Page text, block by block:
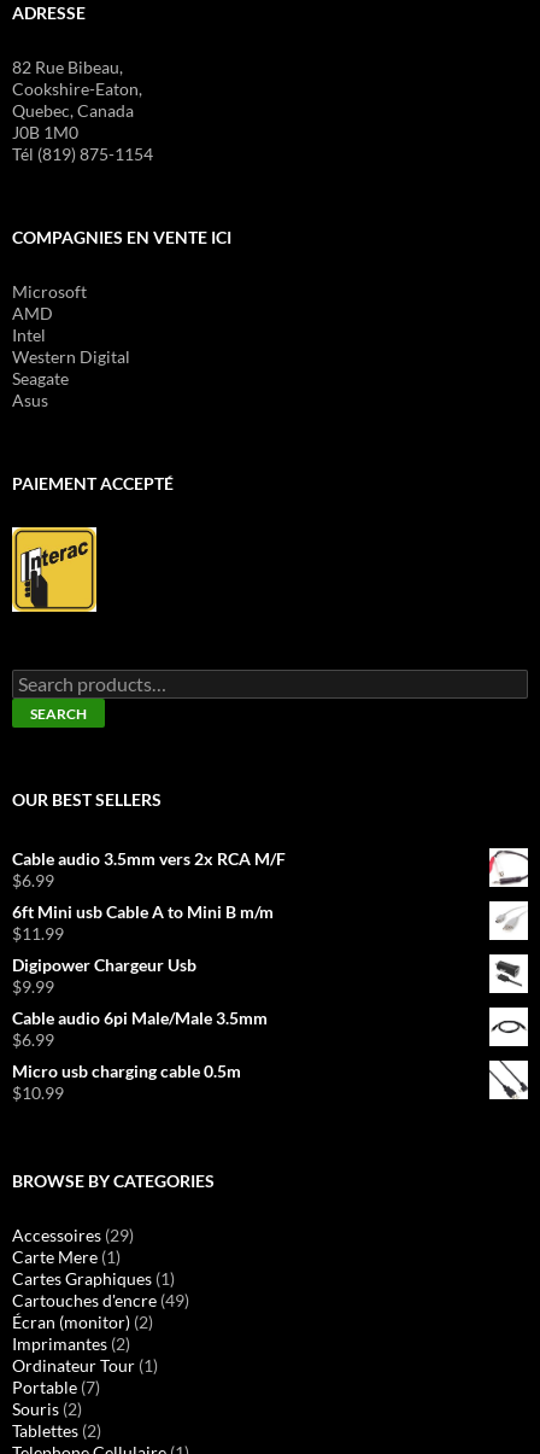
ADRESSE
82 Rue Bibeau,
Cookshire-Eaton,
Quebec, Canada
J0B 1M0
Tél (819) 875-1154
COMPAGNIES EN VENTE ICI
Microsoft
AMD
Intel
Western Digital
Seagate
Asus
PAIEMENT ACCEPTÉ
Search
for:
SEARCH
OUR BEST SELLERS
Cable audio 3.5mm vers 2x RCA M/F
$6.99
6ft Mini usb Cable A to Mini B m/m
$11.99
Digipower Chargeur Usb
$9.99
Cable audio 6pi Male/Male 3.5mm
$6.99
Micro usb charging cable 0.5m
$10.99
BROWSE BY CATEGORIES
Accessoires (29)
Carte Mere (1)
Cartes Graphiques (1)
Cartouches d'encre (49)
Écran (monitor) (2)
Imprimantes (2)
Ordinateur Tour (1)
Portable (7)
Souris (2)
Tablettes (2)